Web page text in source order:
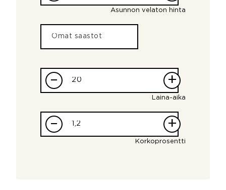
Asunnon velaton hinta
– +
Laina-aika
– +
Korkoprosentti